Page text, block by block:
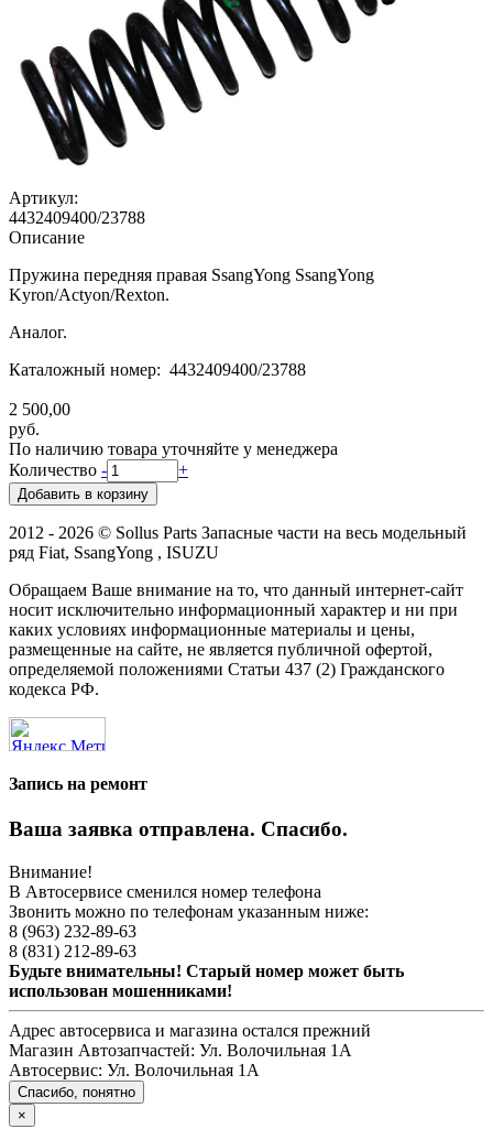
Артикул:
4432409400/23788
Описание
Пружина передняя правая SsangYong SsangYong
Kyron/Actyon/Rexton.
Аналог.
Каталожный номер: 4432409400/23788
2 500,00
руб.
По наличию товара уточняйте у менеджера
Количество - +
2012 - 2026 © Sollus Parts Запасные части на весь модельный
ряд Fiat, SsangYong , ISUZU
Обращаем Ваше внимание на то, что данный интернет-сайт
носит исключительно информационный характер и ни при
каких условиях информационные материалы и цены,
размещенные на сайте, не является публичной офертой,
определяемой положениями Статьи 437 (2) Гражданского
кодекса РФ.
Запись на ремонт
Ваша заявка отправлена. Спасибо.
Внимание!
В Автосервисе сменился номер телефона
Звонить можно по телефонам указанным ниже:
8 (963) 232-89-63
8 (831) 212-89-63
Будьте внимательны! Старый номер может быть
использован мошенниками!
Адрес автосервиса и магазина остался прежний
Магазин Автозапчастей: Ул. Волочильная 1А
Автосервис: Ул. Волочильная 1А
Спасибо, понятно
×